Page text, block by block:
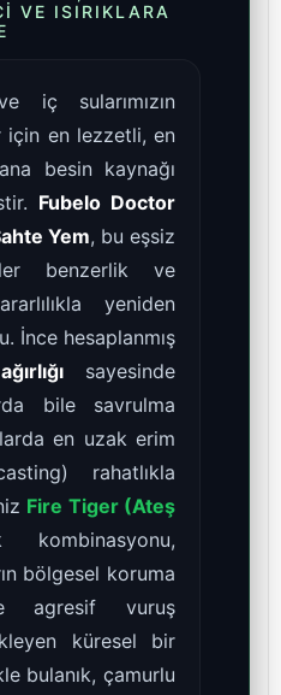
VE ISIRIKLARA
iç sularımızın
için en lezzetli, en
besin kaynağı
Fubelo Doctor
Yem, bu eşsiz
benzerlik ve
yeniden
İnce hesaplanmış
sayesinde
bile savrulma
en uzak erim
rahatlıkla
Fire Tiger (Ateş
bölgesel koruma
agresif vuruş
küresel bir
bulanık, çamurlu